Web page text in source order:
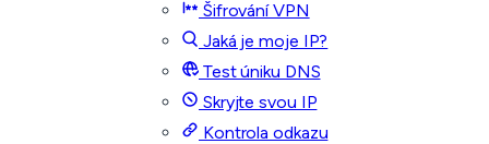
Šifrování VPN
Jaká je moje IP?
Test úniku DNS
Skryjte svou IP
Kontrola odkazu